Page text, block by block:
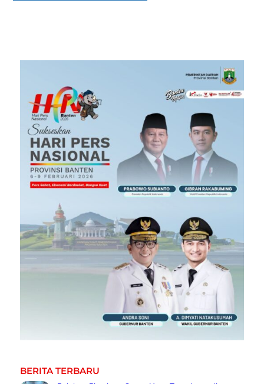
BERITA TERBARU